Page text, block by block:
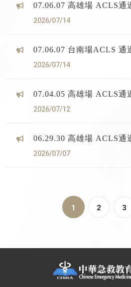
07.06.07 高雄場 ACLS通
2026/07/14
07.06.07 台南場ACLS 通
2026/07/14
07.04.05 高雄場 ACLS通
2026/07/12
06.29.30 高雄場 ACLS通
2026/07/07
1 2 3